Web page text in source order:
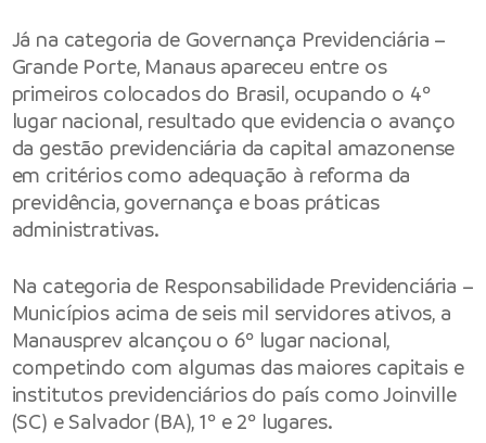
Já na categoria de Governança Previdenciária –
Grande Porte, Manaus apareceu entre os
primeiros colocados do Brasil, ocupando o 4º
lugar nacional, resultado que evidencia o avanço
da gestão previdenciária da capital amazonense
em critérios como adequação à reforma da
previdência, governança e boas práticas
administrativas.
Na categoria de Responsabilidade Previdenciária –
Municípios acima de seis mil servidores ativos, a
Manausprev alcançou o 6º lugar nacional,
competindo com algumas das maiores capitais e
institutos previdenciários do país como Joinville
(SC) e Salvador (BA), 1º e 2º lugares.